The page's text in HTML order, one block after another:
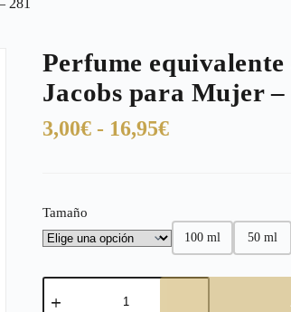
281
Perfume
Jacobs para Mujer –
3,00€ - 16,95€Rango
3,00€
hasta
16,95€
Tamaño
100 ml 50 ml
Perfume
equivalente